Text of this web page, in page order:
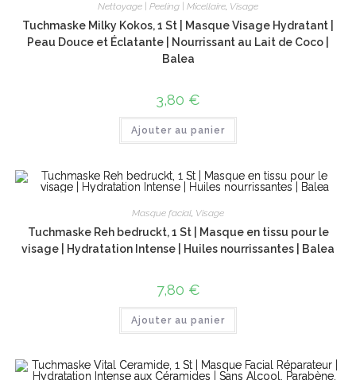
Nettoyage | Peeling | Micellaire, Visage
Tuchmaske Milky Kokos, 1 St | Masque Visage Hydratant |
Peau Douce et Éclatante | Nourrissant au Lait de Coco |
Balea
3,80 €
Ajouter au panier
Masque facial Visage
Tuchmaske Reh bedruckt, 1 St | Masque en tissu pour le
visage | Hydratation Intense | Huiles nourrissantes | Balea
7,80 €
Ajouter au panier